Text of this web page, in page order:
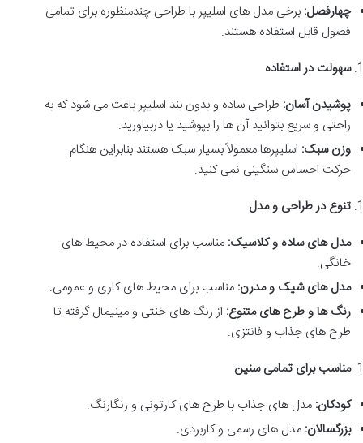
چهارفصل: برخی مدل های اسلیپر با طراحی چندمنظوره برای تمامی
فصول قابل استفاده هستند.
سهولت در استفاده
پوشیدن آسان: طراحی ساده و بدون بند اسلیپر باعث می شود که به
راحتی و سریع بتوانید آن ها را بپوشید یا دربیاورید.
وزن سبک: اسلیپرها معمولاً بسیار سبک هستند بنابراین هنگام
حرکت احساس سنگینی نمی کنید.
تنوع در طراحی و مدل
مدل های ساده و کلاسیک: مناسب برای استفاده در محیط های
خانگی.
مدل های شیک و مدرن: مناسب برای محیط های کاری و عمومی.
رنگ ها و طرح های متنوع: از رنگ های خنثی و مینیمال گرفته تا
طرح های جذاب و فانتزی.
مناسب برای تمامی سنین
کودکان: مدل های جذاب با طرح های کارتونی و رنگارنگ.
بزرگسالان: مدل های رسمی و کاربردی.